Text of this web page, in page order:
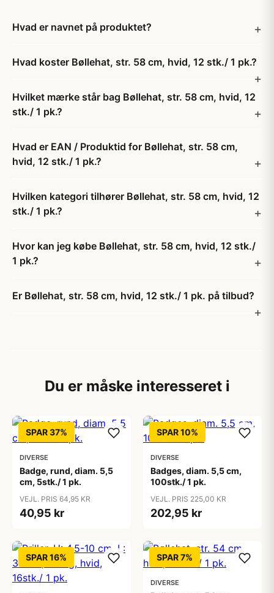
Hvad er navnet på produktet?
Hvad koster Bøllehat, str. 58 cm, hvid, 12 stk./ 1 pk.?
Hvilket mærke står bag Bøllehat, str. 58 cm, hvid, 12
stk./ 1 pk.?
Hvad er EAN / Produktid for Bøllehat, str. 58 cm,
hvid, 12 stk./ 1 pk.?
Hvilken kategori tilhører Bøllehat, str. 58 cm, hvid, 12
stk./ 1 pk.?
Hvor kan jeg købe Bøllehat, str. 58 cm, hvid, 12 stk./
1 pk.?
Er Bøllehat, str. 58 cm, hvid, 12 stk./ 1 pk. på tilbud?
Du er måske interesseret i
SPAR 37%
DIVERSE
Badge, rund, diam. 5,5
cm, 5stk./ 1 pk.
VEJL. PRIS 64,95 KR
40,95 kr
SPAR 10%
DIVERSE
Badges, diam. 5,5 cm,
100stk./ 1 pk.
VEJL. PRIS 225,00 KR
202,95 kr
SPAR 16% SPAR 7%
DIVERSE